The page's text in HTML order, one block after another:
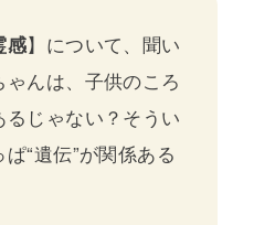
感】について、聞い
んは、子供のころ
じゃない？そうい
“遺伝”が関係ある